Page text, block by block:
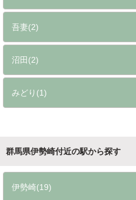
吾妻(2)
沼田(2)
みどり(1)
群馬県伊勢崎付近の駅から探す
伊勢崎(19)